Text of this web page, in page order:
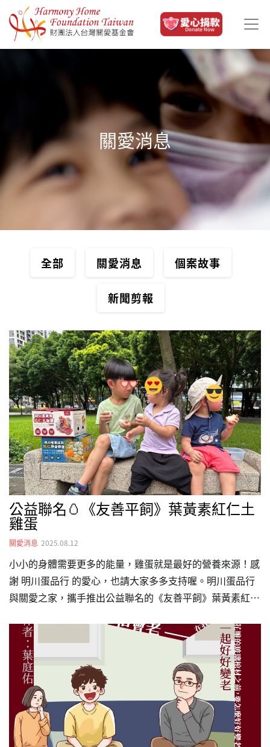
移至主內容
關愛消息
全部 關愛消息 個案故事
新聞剪報
公益聯名🥚《友善平飼》葉黃素紅仁土
雞蛋
關愛消息 2025.08.12
小小的身體需要更多的能量，雞蛋就是最好的營養來源！感
謝 明川蛋品行 的愛心，也請大家多多支持喔。明川蛋品行
與關愛之家，攜手推出公益聯名的《友善平飼》葉黃素紅仁
持孩子們的生活與成長。 邀您一起用行動支持，把好蛋帶
回家https://www.egg-eggs.com/Mobile: 0966-657-
066Line ID: Yayaya999990